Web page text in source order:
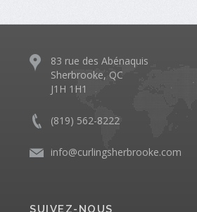
83 rue des Abénaquis
Sherbrooke, QC
J1H 1H1
(819) 562-8222
info@curlingsherbrooke.com
SUIVEZ-NOUS